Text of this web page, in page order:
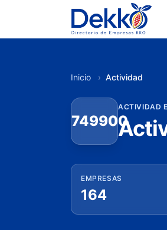
Inicio › Actividad
749900
ACTIVIDAD
EMPRESAS
164